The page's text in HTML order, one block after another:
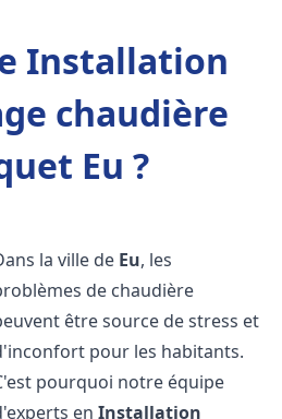
Installation
chaudière
Eu ?
la ville de Eu, les
de chaudière
être source de stress et
pour les habitants.
pourquoi notre équipe
enInstallation